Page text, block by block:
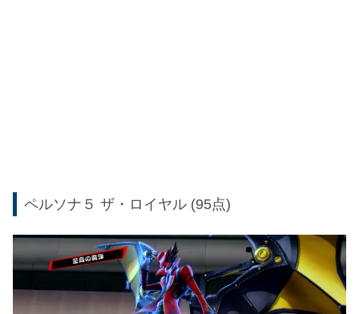
ペルソナ５ ザ・ロイヤル (95点)